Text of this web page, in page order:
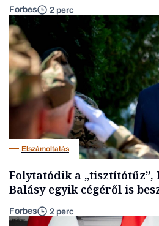
Forbes 2 perc
Elszámoltatás
Folytatódik a „tisztítótűz”,
Balásy egyik cégéről is
Forbes 2 perc